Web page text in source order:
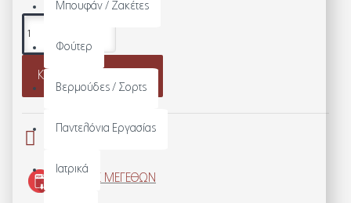
Μπουφάν / Ζακέτες
Φούτερ
Βερμούδες / Σορτς
Παντελόνια Εργασίας
Ιατρικά
Καλάθι
ΟΔΗΓΌΣ ΜΕΓΕΘΏΝ